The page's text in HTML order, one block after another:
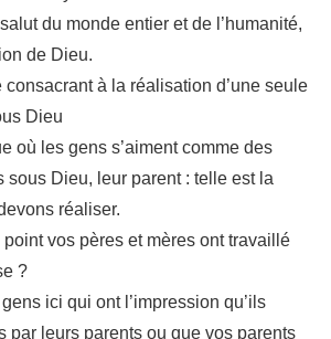
du monde entier et de l’humanité,
de Dieu.
à la réalisation d’une seule
Dieu
où les gens s’aiment comme des
Dieu, leur parent : telle est la
réaliser.
vos pères et mères ont travaillé
?
gens ici qui ont l’impression qu’ils
par leurs parents ou que vos parents